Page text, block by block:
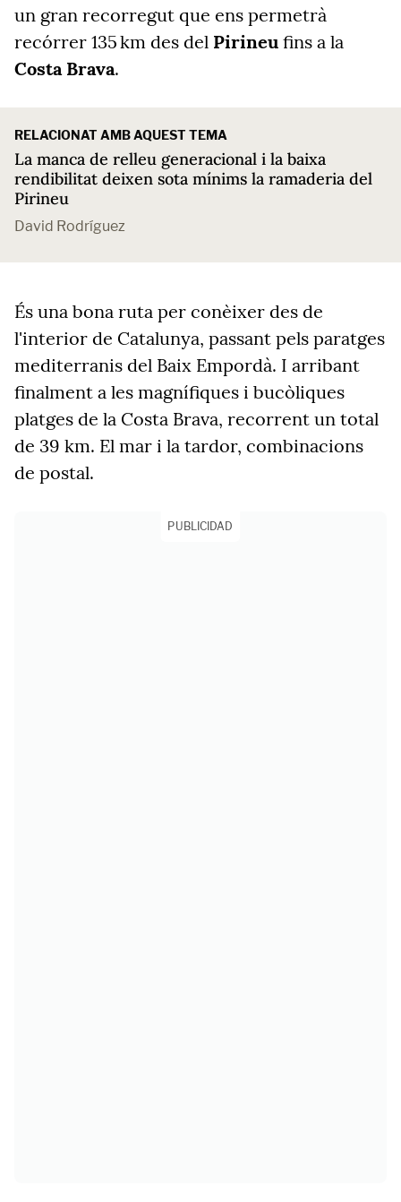
un gran recorregut que ens permetrà
recórrer 135 km des del Pirineu fins a la
Costa Brava.
RELACIONAT AMB AQUEST TEMA
La manca de relleu generacional i la baixa
rendibilitat deixen sota mínims la ramaderia del
Pirineu
David Rodríguez
És una bona ruta per conèixer des de
l'interior de Catalunya, passant pels paratges
mediterranis del Baix Empordà. I arribant
finalment a les magnífiques i bucòliques
platges de la Costa Brava, recorrent un total
de 39 km. El mar i la tardor, combinacions
de postal.
PUBLICIDAD